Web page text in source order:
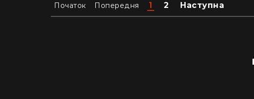
Початок Попередня 1 2 Наступна